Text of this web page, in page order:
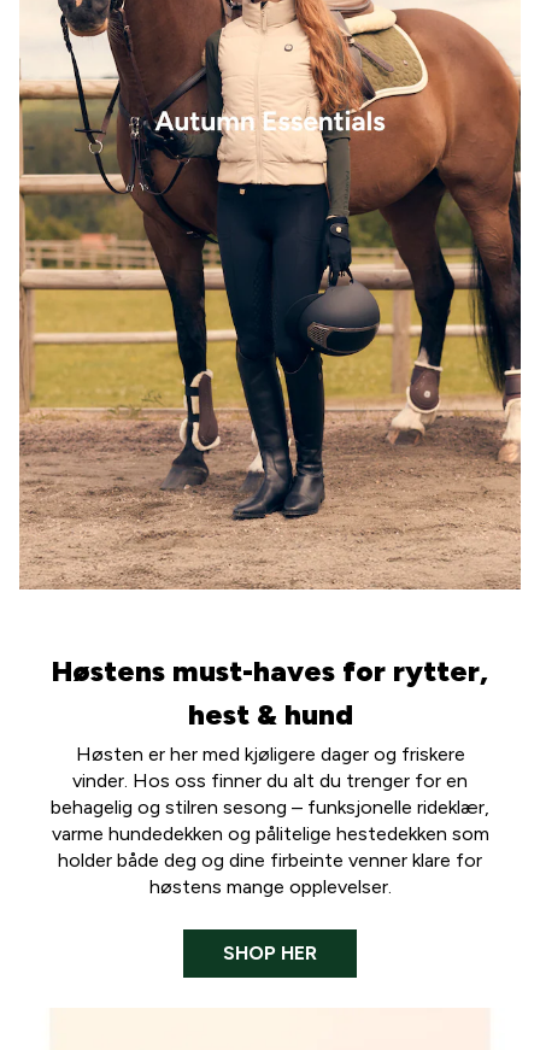
Høstens must-haves for rytter,
hest & hund
Høsten er her med kjøligere dager og friskere
vinder. Hos oss finner du alt du trenger for en
behagelig og stilren sesong – funksjonelle rideklær,
varme hundedekken og pålitelige hestedekken som
holder både deg og dine firbeinte venner klare for
høstens mange opplevelser.
SHOP HER